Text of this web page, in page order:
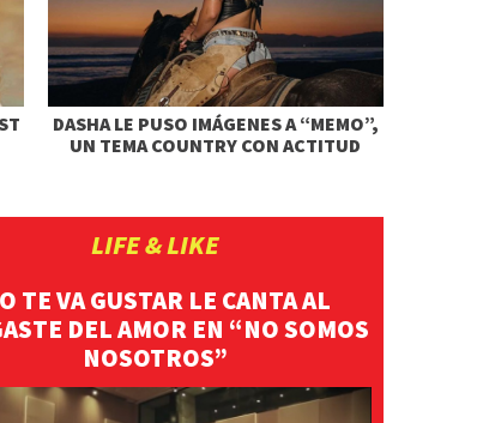
DASHA LE PUSO IMÁGENES A “MEMO”,
UN TEMA COUNTRY CON ACTITUD
LIFE & LIKE
TE VA GUSTAR LE CANTA AL
DEL AMOR EN “NO SOMOS
NOSOTROS”